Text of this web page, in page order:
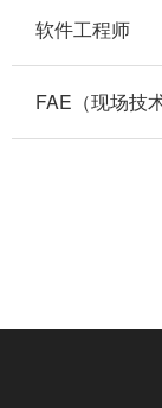
软件工程师
FAE（现场技